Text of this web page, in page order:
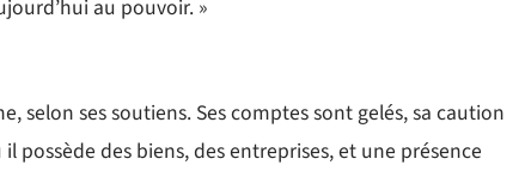
au pouvoir. »
selon ses soutiens. Ses comptes sont gelés, sa caution
possède des biens, des entreprises, et une présence